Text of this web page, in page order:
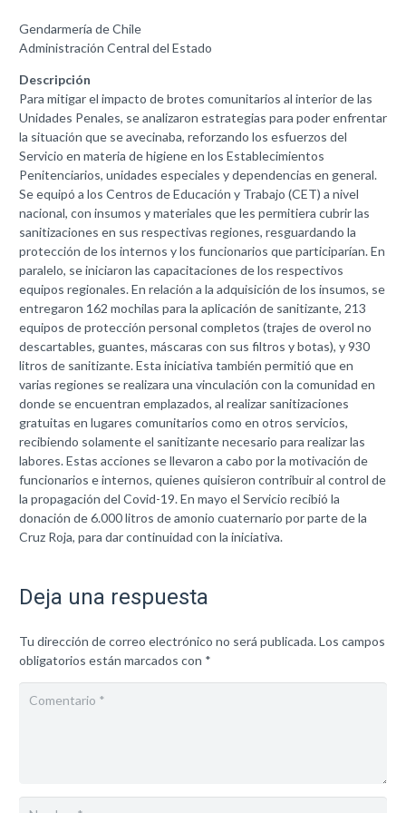
Gendarmería de Chile
Administración Central del Estado
Descripción
Para mitigar el impacto de brotes comunitarios al interior de las
Unidades Penales, se analizaron estrategias para poder enfrentar
la situación que se avecinaba, reforzando los esfuerzos del
Servicio en materia de higiene en los Establecimientos
Penitenciarios, unidades especiales y dependencias en general.
Se equipó a los Centros de Educación y Trabajo (CET) a nivel
nacional, con insumos y materiales que les permitiera cubrir las
sanitizaciones en sus respectivas regiones, resguardando la
protección de los internos y los funcionarios que participarían. En
paralelo, se iniciaron las capacitaciones de los respectivos
equipos regionales. En relación a la adquisición de los insumos, se
entregaron 162 mochilas para la aplicación de sanitizante, 213
equipos de protección personal completos (trajes de overol no
descartables, guantes, máscaras con sus filtros y botas), y 930
litros de sanitizante. Esta iniciativa también permitió que en
varias regiones se realizara una vinculación con la comunidad en
donde se encuentran emplazados, al realizar sanitizaciones
gratuitas en lugares comunitarios como en otros servicios,
recibiendo solamente el sanitizante necesario para realizar las
labores. Estas acciones se llevaron a cabo por la motivación de
funcionarios e internos, quienes quisieron contribuir al control de
la propagación del Covid-19. En mayo el Servicio recibió la
donación de 6.000 litros de amonio cuaternario por parte de la
Cruz Roja, para dar continuidad con la iniciativa.
Deja una respuesta
Tu dirección de correo electrónico no será publicada.Los campos
obligatorios están marcados con *